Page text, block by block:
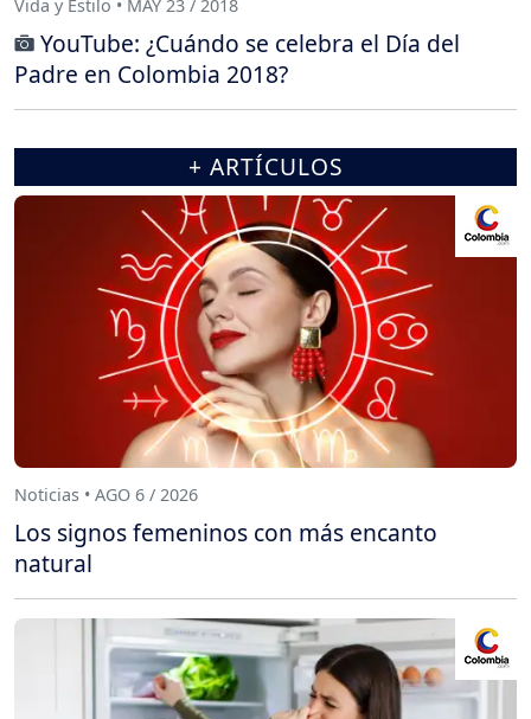
Vida y Estilo • MAY 23 / 2018
YouTube: ¿Cuándo se celebra el Día del
Padre en Colombia 2018?
+ ARTÍCULOS
Noticias • AGO 6 / 2026
Los signos femeninos con más encanto
natural